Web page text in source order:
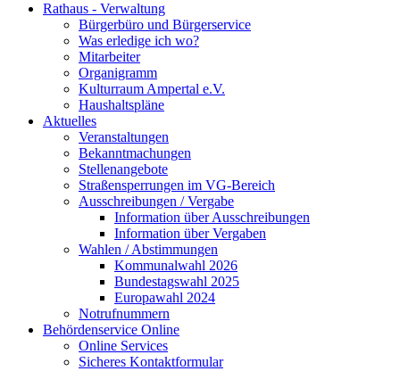
Rathaus - Verwaltung
Bürgerbüro und Bürgerservice
Was erledige ich wo?
Mitarbeiter
Organigramm
Kulturraum Ampertal e.V.
Haushaltspläne
Aktuelles
Veranstaltungen
Bekanntmachungen
Stellenangebote
Straßensperrungen im VG-Bereich
Ausschreibungen / Vergabe
Information über Ausschreibungen
Information über Vergaben
Wahlen / Abstimmungen
Kommunalwahl 2026
Bundestagswahl 2025
Europawahl 2024
Notrufnummern
Behördenservice Online
Online Services
Sicheres Kontaktformular